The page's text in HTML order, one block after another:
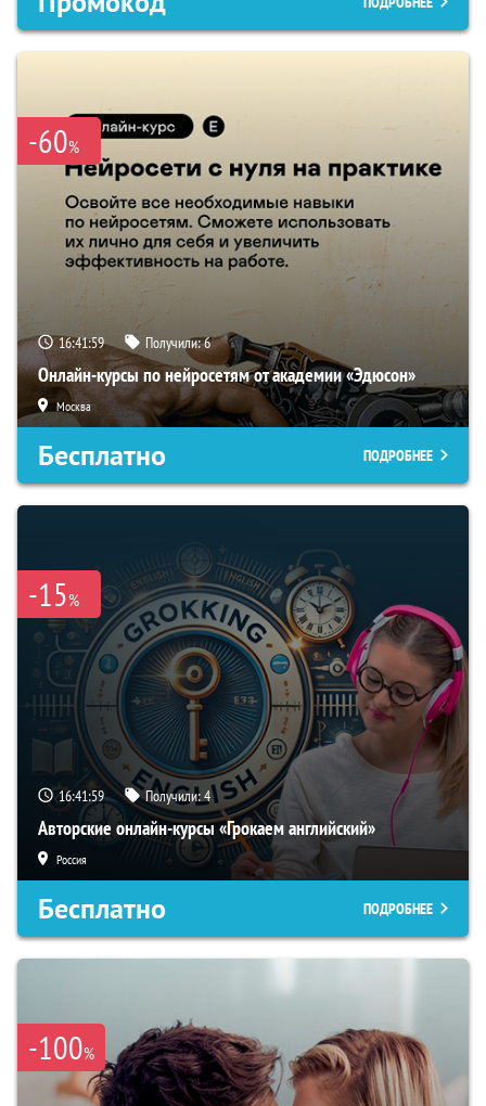
-60%
16:41:58 Получили:6
Онлайн-курсы по нейросетям от академии «Эдюсон»
Москва
Бесплатно ПОДРОБНЕЕ
-15%
16:41:58 Получили:4
Авторские онлайн-курсы «Грокаем английский»
Россия
Бесплатно ПОДРОБНЕЕ
-100%